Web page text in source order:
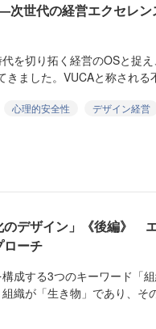
世代の経営エクセレン
を切り拓く経営のOSと捉
ました。VUCAと称される
心理的安全性
デザイン経営
のデザイン」《後編》
ローチ
成する3つのキーワード「
織が「生き物」であり、そ